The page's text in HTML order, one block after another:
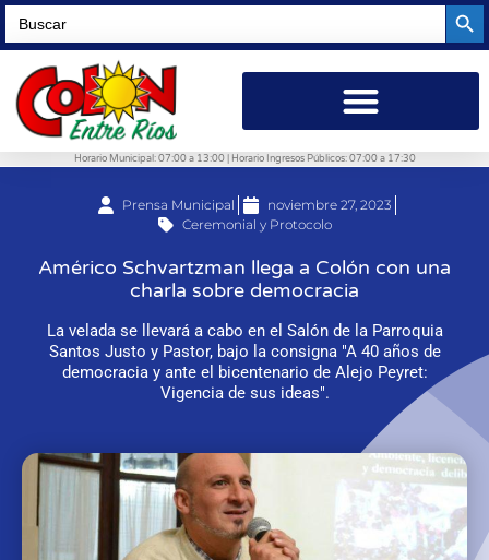
Search
for:
Horario Municipal: 07:00 a 13:00 | Horario Ingresos Públicos: 07:00 a 17:30
Prensa Municipal
noviembre 27, 2023
Ceremonial y Protocolo
Américo Schvartzman llega a Colón con una
charla sobre democracia
La velada se llevará a cabo en el Salón de la Parroquia
Santos Justo y Pastor, bajo la consigna "A 40 años de
democracia y ante el bicentenario de Alejo Peyret:
Vigencia de sus ideas".